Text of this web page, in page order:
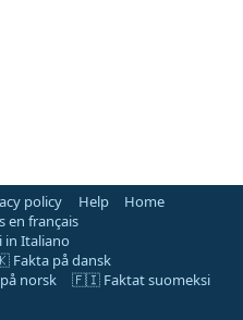
policy Help
Home
français
Italiano
på dansk
norsk
🇫🇮 Faktat suomeksi